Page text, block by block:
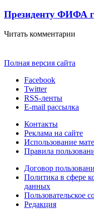
Президенту ФИФА
Читать комментарии
Полная версия сайта
Facebook
Twitter
RSS-ленты
E-mail рассылка
Контакты
Реклама на сайте
Использование
Правила
Договор
Политика в сфере
данных
Пользовательское
Редакция